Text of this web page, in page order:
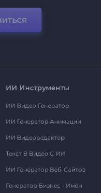
ИИ Инструменты
ИИ Видео Генератор
ИИ Генератор Анимации
ИИ Видеоредактор
Текст В Видео С ИИ
ИИ Генератор Веб-Сайтов
Генератор Бизнес - Имён